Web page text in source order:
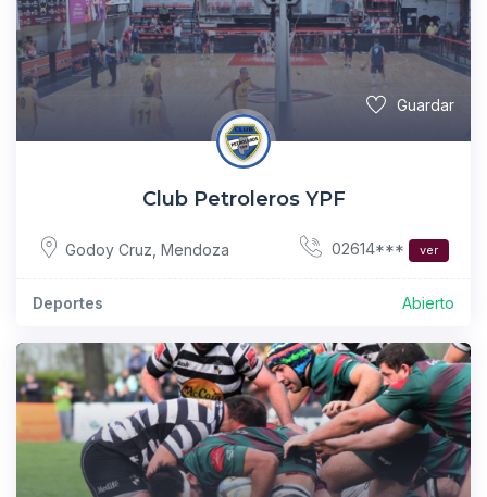
Guardar
Club Petroleros YPF
Godoy Cruz Mendoza 02614*** ver
Deportes Abierto